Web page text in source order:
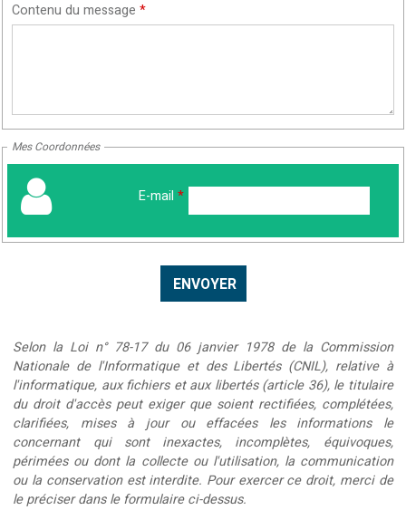
Contenu du message *
Mes Coordonnées
E-mail *
Selon la Loi n° 78-17 du 06 janvier 1978 de la Commission
Nationale de l'Informatique et des Libertés (CNIL), relative à
l'informatique, aux fichiers et aux libertés (article 36), le titulaire
du droit d'accès peut exiger que soient rectifiées, complétées,
clarifiées, mises à jour ou effacées les informations le
concernant qui sont inexactes, incomplètes, équivoques,
périmées ou dont la collecte ou l'utilisation, la communication
ou la conservation est interdite. Pour exercer ce droit, merci de
le préciser dans le formulaire ci-dessus.